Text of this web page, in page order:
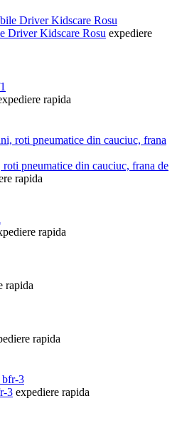
Driver Kidscare Rosu expediere
rapida
pneumatice din cauciuc, frana de
rapida
rapida
rapida
rapida
3 expediere rapida